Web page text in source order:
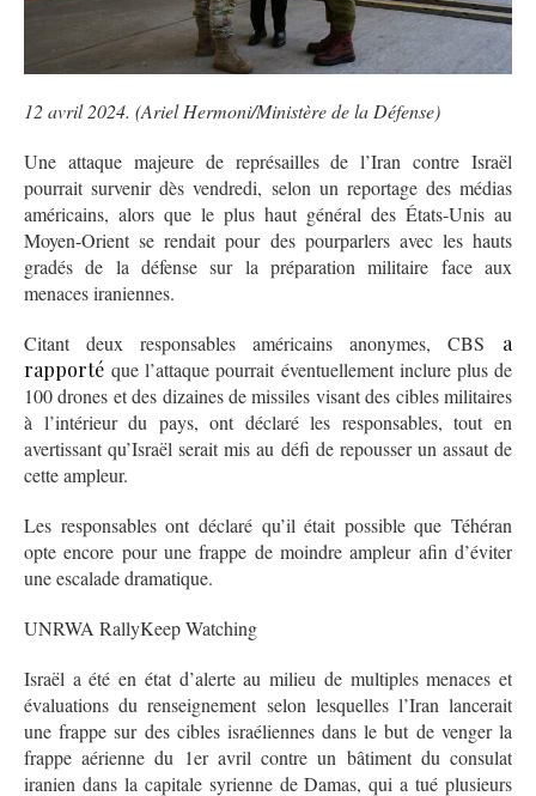
12 avril 2024. (Ariel Hermoni/Ministère de la Défense)
Une attaque majeure de représailles de l’Iran contre Israël
pourrait survenir dès vendredi, selon un reportage des médias
américains, alors que le plus haut général des États-Unis au
Moyen-Orient se rendait pour des pourparlers avec les hauts
gradés de la défense sur la préparation militaire face aux
menaces iraniennes.
Citant deux responsables américains anonymes, CBS a
rapporté que l’attaque pourrait éventuellement inclure plus de
100 drones et des dizaines de missiles visant des cibles militaires
à l’intérieur du pays, ont déclaré les responsables, tout en
avertissant qu’Israël serait mis au défi de repousser un assaut de
cette ampleur.
Les responsables ont déclaré qu’il était possible que Téhéran
opte encore pour une frappe de moindre ampleur afin d’éviter
une escalade dramatique.
UNRWA RallyKeep Watching
Israël a été en état d’alerte au milieu de multiples menaces et
évaluations du renseignement selon lesquelles l’Iran lancerait
une frappe sur des cibles israéliennes dans le but de venger la
frappe aérienne du 1er avril contre un bâtiment du consulat
iranien dans la capitale syrienne de Damas, qui a tué plusieurs